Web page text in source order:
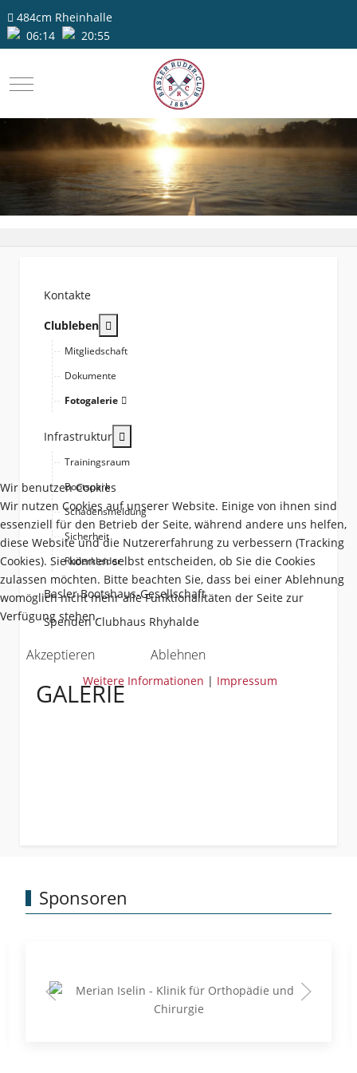
484cm Rheinhalle
06:14
20:55
Mobile Menu Toggle
Kontakte
Clubleben
Mitgliedschaft
Dokumente
Fotogalerie
Infrastruktur
Trainingsraum
Bootspark
Schadensmeldung
Sicherheit
Ruderkleider
Basler Bootshaus-Gesellschaft
Spenden Clubhaus Rhyhalde
GALERIE
Sponsoren
Wir benutzen Cookies
Wir nutzen Cookies auf unserer Website. Einige von ihnen sind
essenziell für den Betrieb der Seite, während andere uns helfen,
diese Website und die Nutzererfahrung zu verbessern (Tracking
Cookies). Sie können selbst entscheiden, ob Sie die Cookies
zulassen möchten. Bitte beachten Sie, dass bei einer Ablehnung
womöglich nicht mehr alle Funktionalitäten der Seite zur
Verfügung stehen.
Akzeptieren Ablehnen
Weitere Informationen | Impressum